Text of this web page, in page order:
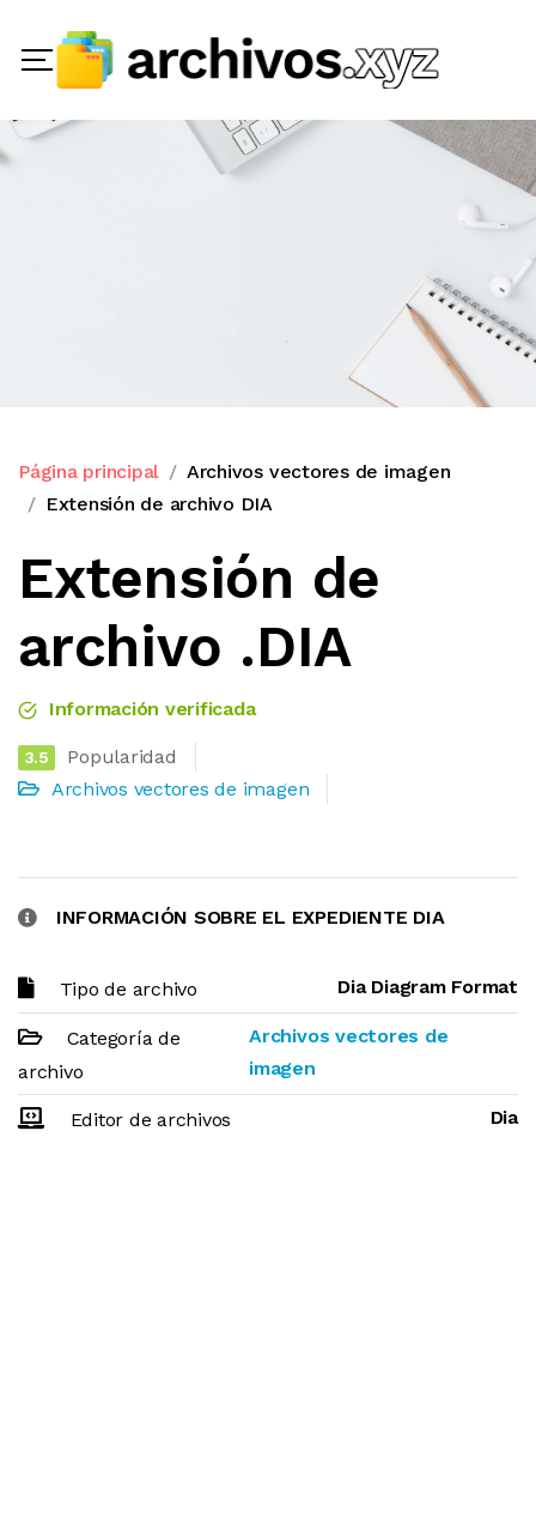
Página principal
Archivos vectores de imagen
Extensión de archivo DIA
Extensión de
archivo .DIA
Información verificada
3.5
Popularidad
Archivos vectores de imagen
INFORMACIÓN SOBRE EL EXPEDIENTE DIA
Tipo de archivo Dia Diagram Format
Categoría de
archivo
Archivos vectores de
imagen
Editor de archivos Dia